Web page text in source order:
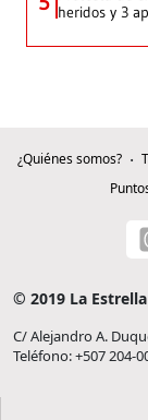
heridos y 3
¿Quiénes somos?
© 2019 La
C/ Alejandro A.
Teléfono: +507 204-